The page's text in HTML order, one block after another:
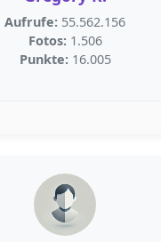
Aufrufe: 55.562.156
Fotos: 1.506
Punkte: 16.005